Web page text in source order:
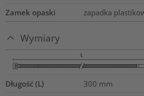
Zamek opaski
zapadka
Wymiary
Długość (L) 300 mm